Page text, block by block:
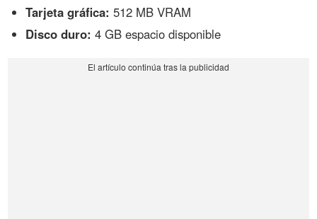
Tarjeta gráfica: 512 MB VRAM
Disco duro: 4 GB espacio disponible